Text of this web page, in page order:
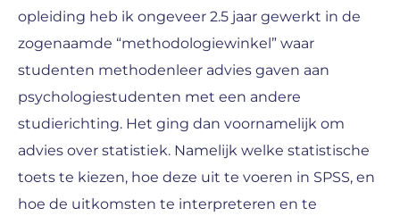
opleiding heb ik ongeveer 2.5 jaar gewerkt in de
zogenaamde “methodologiewinkel” waar
studenten methodenleer advies gaven aan
psychologiestudenten met een andere
studierichting. Het ging dan voornamelijk om
advies over statistiek. Namelijk welke statistische
toets te kiezen, hoe deze uit te voeren in SPSS, en
hoe de uitkomsten te interpreteren en te